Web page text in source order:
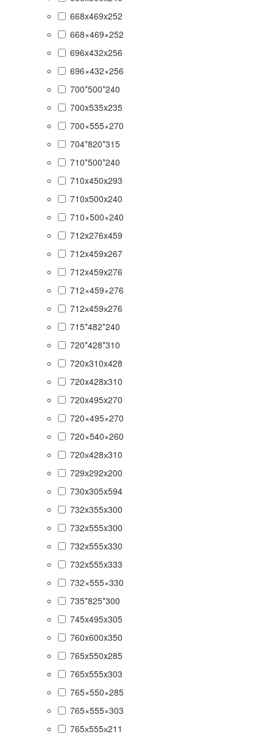
668x469x252
668×469×252
696x432x256
696×432×256
700*500*240
700x535x235
700×555×270
704*820*315
710*500*240
710x450x293
710x500x240
710×500×240
712x276x459
712x459x267
712x459x276
712×459×276
712х459х276
715*482*240
720*428*310
720x310x428
720x428x310
720x495x270
720×495×270
720×540×260
720х428х310
729x292x200
730x305x594
732x355x300
732x555x300
732x555x330
732x555x333
732×555×330
735*825*300
745x495x305
760x600x350
765x550x285
765x555x303
765×550×285
765×555×303
765х555х211